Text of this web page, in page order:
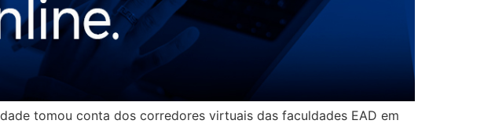
tomou conta dos corredores virtuais das faculdades EAD em